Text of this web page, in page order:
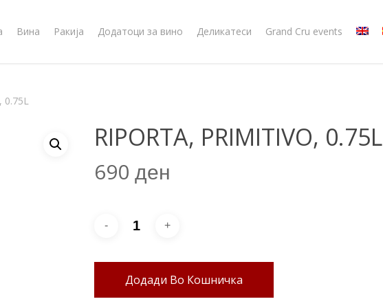
Вина Ракија Додатоци за вино Деликатеси Grand Cru events
0.75L
RIPORTA, PRIMITIVO, 0.75L
690 ден
Додади Во Кошничка